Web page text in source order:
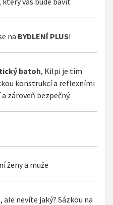
na BYDLENÍ PLUS!
batoh, Kilpi je tím
konstrukcí a reflexními
zároveň bezpečný.
ženy a muže
nevíte jaký? Sázkou na